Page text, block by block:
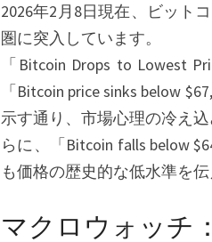
2026年2月8日現在、ビット
圏に突入しています。
「Bitcoin Drops to Lowest
「Bitcoin price sinks below
示す通り、市場心理の冷え
らに、「Bitcoin falls below
も価格の歴史的な低水準を伝
マクロウォッチ